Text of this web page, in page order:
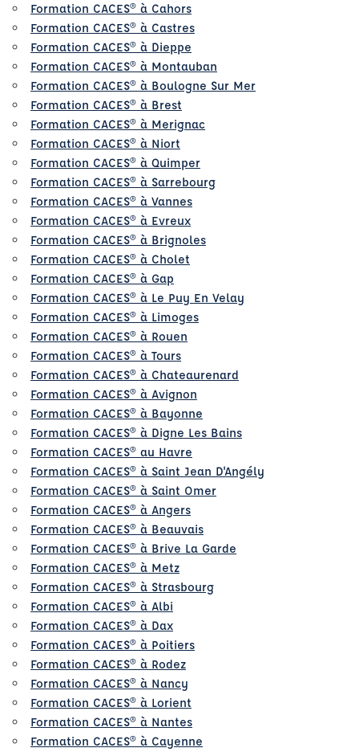
Formation CACES® à Cahors
Formation CACES® à Castres
Formation CACES® à Dieppe
Formation CACES® à Montauban
Formation CACES® à Boulogne Sur Mer
Formation CACES® à Brest
Formation CACES® à Merignac
Formation CACES® à Niort
Formation CACES® à Quimper
Formation CACES® à Sarrebourg
Formation CACES® à Vannes
Formation CACES® à Evreux
Formation CACES® à Brignoles
Formation CACES® à Cholet
Formation CACES® à Gap
Formation CACES® à Le Puy En Velay
Formation CACES® à Limoges
Formation CACES® à Rouen
Formation CACES® à Tours
Formation CACES® à Chateaurenard
Formation CACES® à Avignon
Formation CACES® à Bayonne
Formation CACES® à Digne Les Bains
Formation CACES® au Havre
Formation CACES® à Saint Jean D'Angély
Formation CACES® à Saint Omer
Formation CACES® à Angers
Formation CACES® à Beauvais
Formation CACES® à Brive La Garde
Formation CACES® à Metz
Formation CACES® à Strasbourg
Formation CACES® à Albi
Formation CACES® à Dax
Formation CACES® à Poitiers
Formation CACES® à Rodez
Formation CACES® à Nancy
Formation CACES® à Lorient
Formation CACES® à Nantes
Formation CACES® à Cayenne